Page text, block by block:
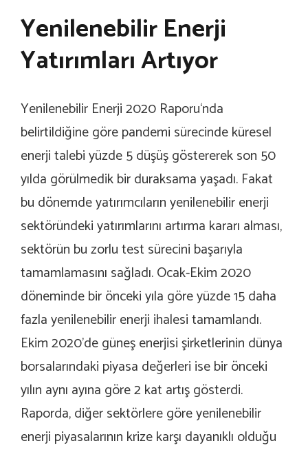
Yenilenebilir Enerji
Yatırımları Artıyor
Yenilenebilir Enerji 2020 Raporu‘nda
belirtildiğine göre pandemi sürecinde küresel
enerji talebi yüzde 5 düşüş göstererek son 50
yılda görülmedik bir duraksama yaşadı. Fakat
bu dönemde yatırımcıların yenilenebilir enerji
sektöründeki yatırımlarını artırma kararı alması,
sektörün bu zorlu test sürecini başarıyla
tamamlamasını sağladı. Ocak-Ekim 2020
döneminde bir önceki yıla göre yüzde 15 daha
fazla yenilenebilir enerji ihalesi tamamlandı.
Ekim 2020’de güneş enerjisi şirketlerinin dünya
borsalarındaki piyasa değerleri ise bir önceki
yılın aynı ayına göre 2 kat artış gösterdi.
Raporda, diğer sektörlere göre yenilenebilir
enerji piyasalarının krize karşı dayanıklı olduğu